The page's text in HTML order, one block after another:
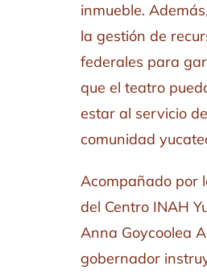
inmueble.
la gestión de
federales para
que el teatro
estar al servicio
comunidad
Acompañado por
del Centro INAH
Anna Goycoolea
gobernador